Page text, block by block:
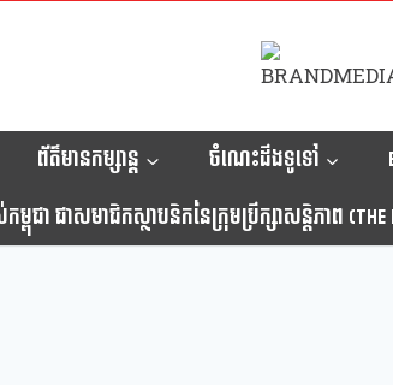
ព័ត៌មានកម្សាន្ត ចំណេះដឹងទូទៅ
ជា ជាសមាជិកស្ថាបនិកនៃក្រុមប្រឹក្សាសន្តិភាព